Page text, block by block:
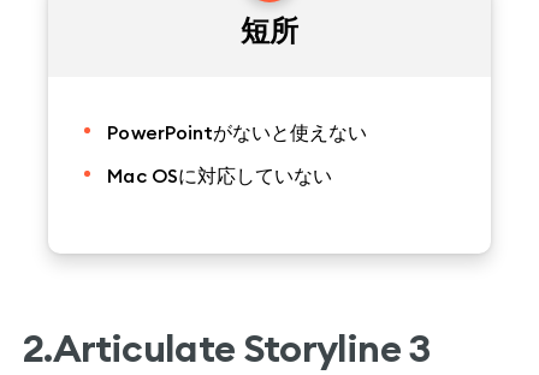
短所
PowerPointがないと使えない
Mac OSに対応していない
2.Articulate Storyline 3